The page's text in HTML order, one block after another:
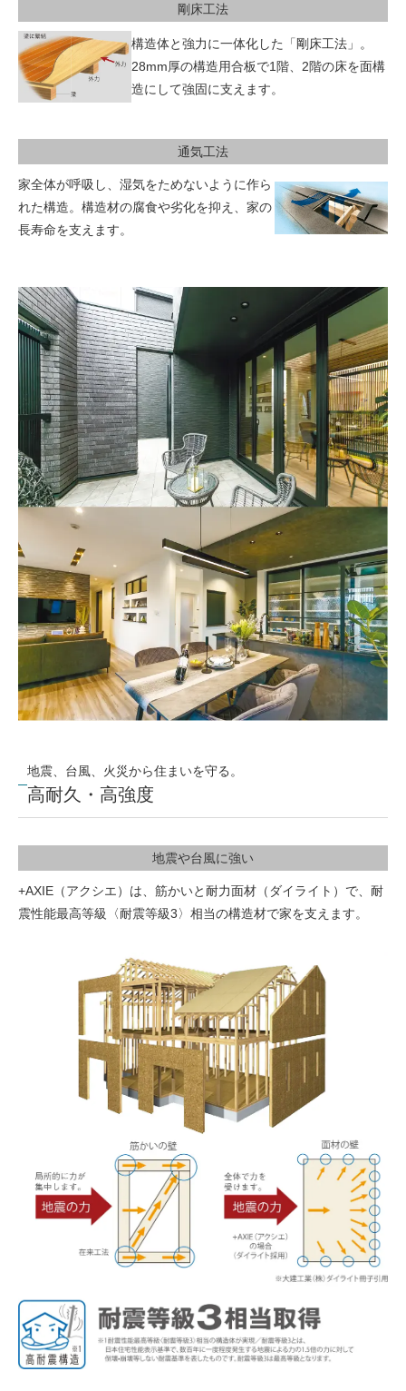
剛床工法
構造体と強力に一体化した「剛床工法」。
28mm厚の構造用合板で1階、2階の床を面構
造にして強固に支えます。
通気工法
家全体が呼吸し、湿気をためないように作ら
れた構造。構造材の腐食や劣化を抑え、家の
長寿命を支えます。
地震、台風、火災から住まいを守る。
高耐久・高強度
地震や台風に強い
+AXIE（アクシエ）は、筋かいと耐力面材（ダイライト）で、耐
震性能最高等級〈耐震等級3〉相当の構造材で家を支えます。